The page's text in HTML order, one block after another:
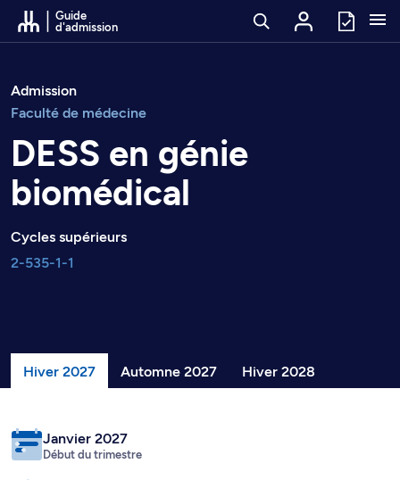
Passer au contenu
Guide
d'admission
Admission
Faculté de médecine
DESS en génie
biomédical
Cycles supérieurs
2-535-1-1
Hiver 2027 Automne 2027 Hiver 2028
Janvier 2027
Début du trimestre